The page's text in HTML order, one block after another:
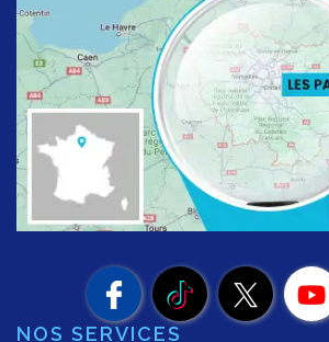
NOS SERVICES